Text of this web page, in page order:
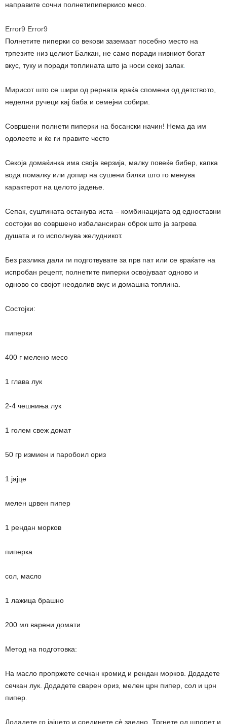
направите сочни полнетипиперкисо месо.
Error9 Error9
Полнетите пиперки со векови заземаат посебно место на
трпезите низ целиот Балкан, не само поради нивниот богат
вкус, туку и поради топлината што ја носи секој залак.
Мирисот што се шири од рерната враќа спомени од детството,
неделни ручеци кај баба и семејни собири.
Совршени полнети пиперки на босански начин! Нема да им
одолеете и ќе ги правите често
Секоја домаќинка има своја верзија, малку повеќе бибер, капка
вода помалку или допир на сушени билки што го менува
карактерот на целото јадење.
Сепак, суштината останува иста – комбинацијата од едноставни
состојки во совршено избалансиран оброк што ја загрева
душата и го исполнува желудникот.
Без разлика дали ги подготвувате за прв пат или се враќате на
испробан рецепт, полнетите пиперки освојуваат одново и
одново со својот неодолив вкус и домашна топлина.
Состојки:
пиперки
400 г мелено месо
1 глава лук
2-4 чешниња лук
1 голем свеж домат
50 гр измиен и паробоил ориз
1 јајце
мелен црвен пипер
1 рендан морков
пиперка
сол, масло
1 лажица брашно
200 мл варени домати
Метод на подготовка:
На масло пропржете сечкан кромид и рендан морков. Додадете
сечкан лук. Додадете сварен ориз, мелен црн пипер, сол и црн
пипер.
Додадете го јајцето и соединете сè заедно. Тргнете од шпорет и